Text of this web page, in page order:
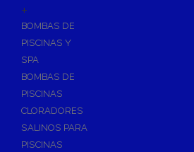
+
BOMBAS DE
PISCINAS Y
SPA
BOMBAS DE
PISCINAS
CLORADORES
SALINOS PARA
PISCINAS